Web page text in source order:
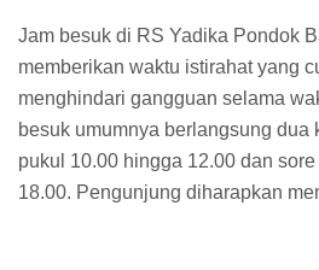
Jam besuk di RS Yadika Pondok
memberikan waktu istirahat yang
menghindari gangguan selama
besuk umumnya berlangsung dua
pukul 10.00 hingga 12.00 dan
18.00. Pengunjung diharapkan